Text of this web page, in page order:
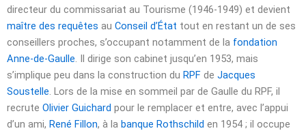
directeur du commissariat au Tourisme (1946-1949) et devient
maître des requêtes au Conseil d’État tout en restant un de ses
conseillers proches, s’occupant notamment de la fondation
Anne-de-Gaulle . Il dirige son cabinet jusqu’en 1953, mais
s’implique peu dans la construction du RPF de Jacques
Soustelle . Lors de la mise en sommeil par de Gaulle du RPF, il
recrute Olivier Guichard pour le remplacer et entre, avec l’appui
d’un ami, René Fillon, à la banque Rothschild en 1954 ; il occupe